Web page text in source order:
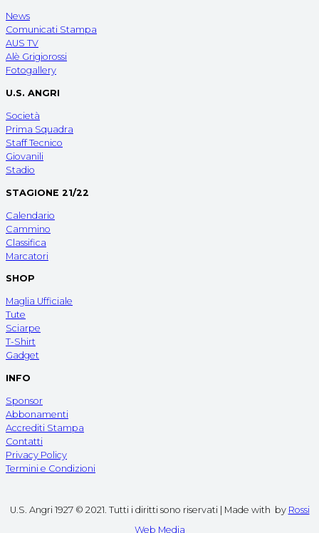
News
Comunicati Stampa
AUS TV
Alè Grigiorossi
Fotogallery
U.S. ANGRI
Società
Prima Squadra
Staff Tecnico
Giovanili
Stadio
STAGIONE 21/22
Calendario
Cammino
Classifica
Marcatori
SHOP
Maglia Ufficiale
Tute
Sciarpe
T-Shirt
Gadget
INFO
Sponsor
Abbonamenti
Accrediti Stampa
Contatti
Privacy Policy
Termini e Condizioni
U.S. Angri 1927 © 2021. Tutti i diritti sono riservati | Made with by Rossi
Web Media